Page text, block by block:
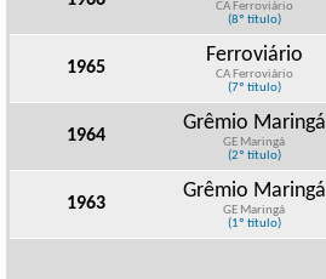
CA Ferroviário
(8º título)
1965
Ferroviário
CA Ferroviário
(7º título)
1964
Grêmio Maringá
GE Maringá
(2º título)
1963
Grêmio Maringá
GE Maringá
(1º título)